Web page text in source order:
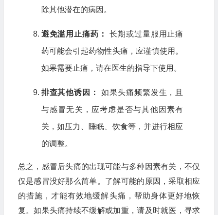
除其他潜在的病因。
避免滥用止痛药： 长期或过量服用止痛
药可能会引起药物性头痛，应谨慎使用。
如果需要止痛，请在医生的指导下使用。
排查其他诱因： 如果头痛频繁发生，且
与感冒无关，应考虑是否与其他因素有
关，如压力、睡眠、饮食等，并进行相应
的调整。
总之，感冒后头痛的出现可能与多种因素有关，不仅
仅是感冒没好那么简单。了解可能的原因，采取相应
的措施，才能有效地缓解头痛，帮助身体更好地恢
复。如果头痛持续不缓解或加重，请及时就医，寻求